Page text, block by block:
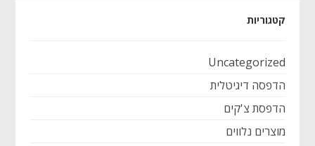
קטגוריות
Uncategorized
הדפסה דיגיטלית
הדפסת צ'קים
מוצרים נלווים